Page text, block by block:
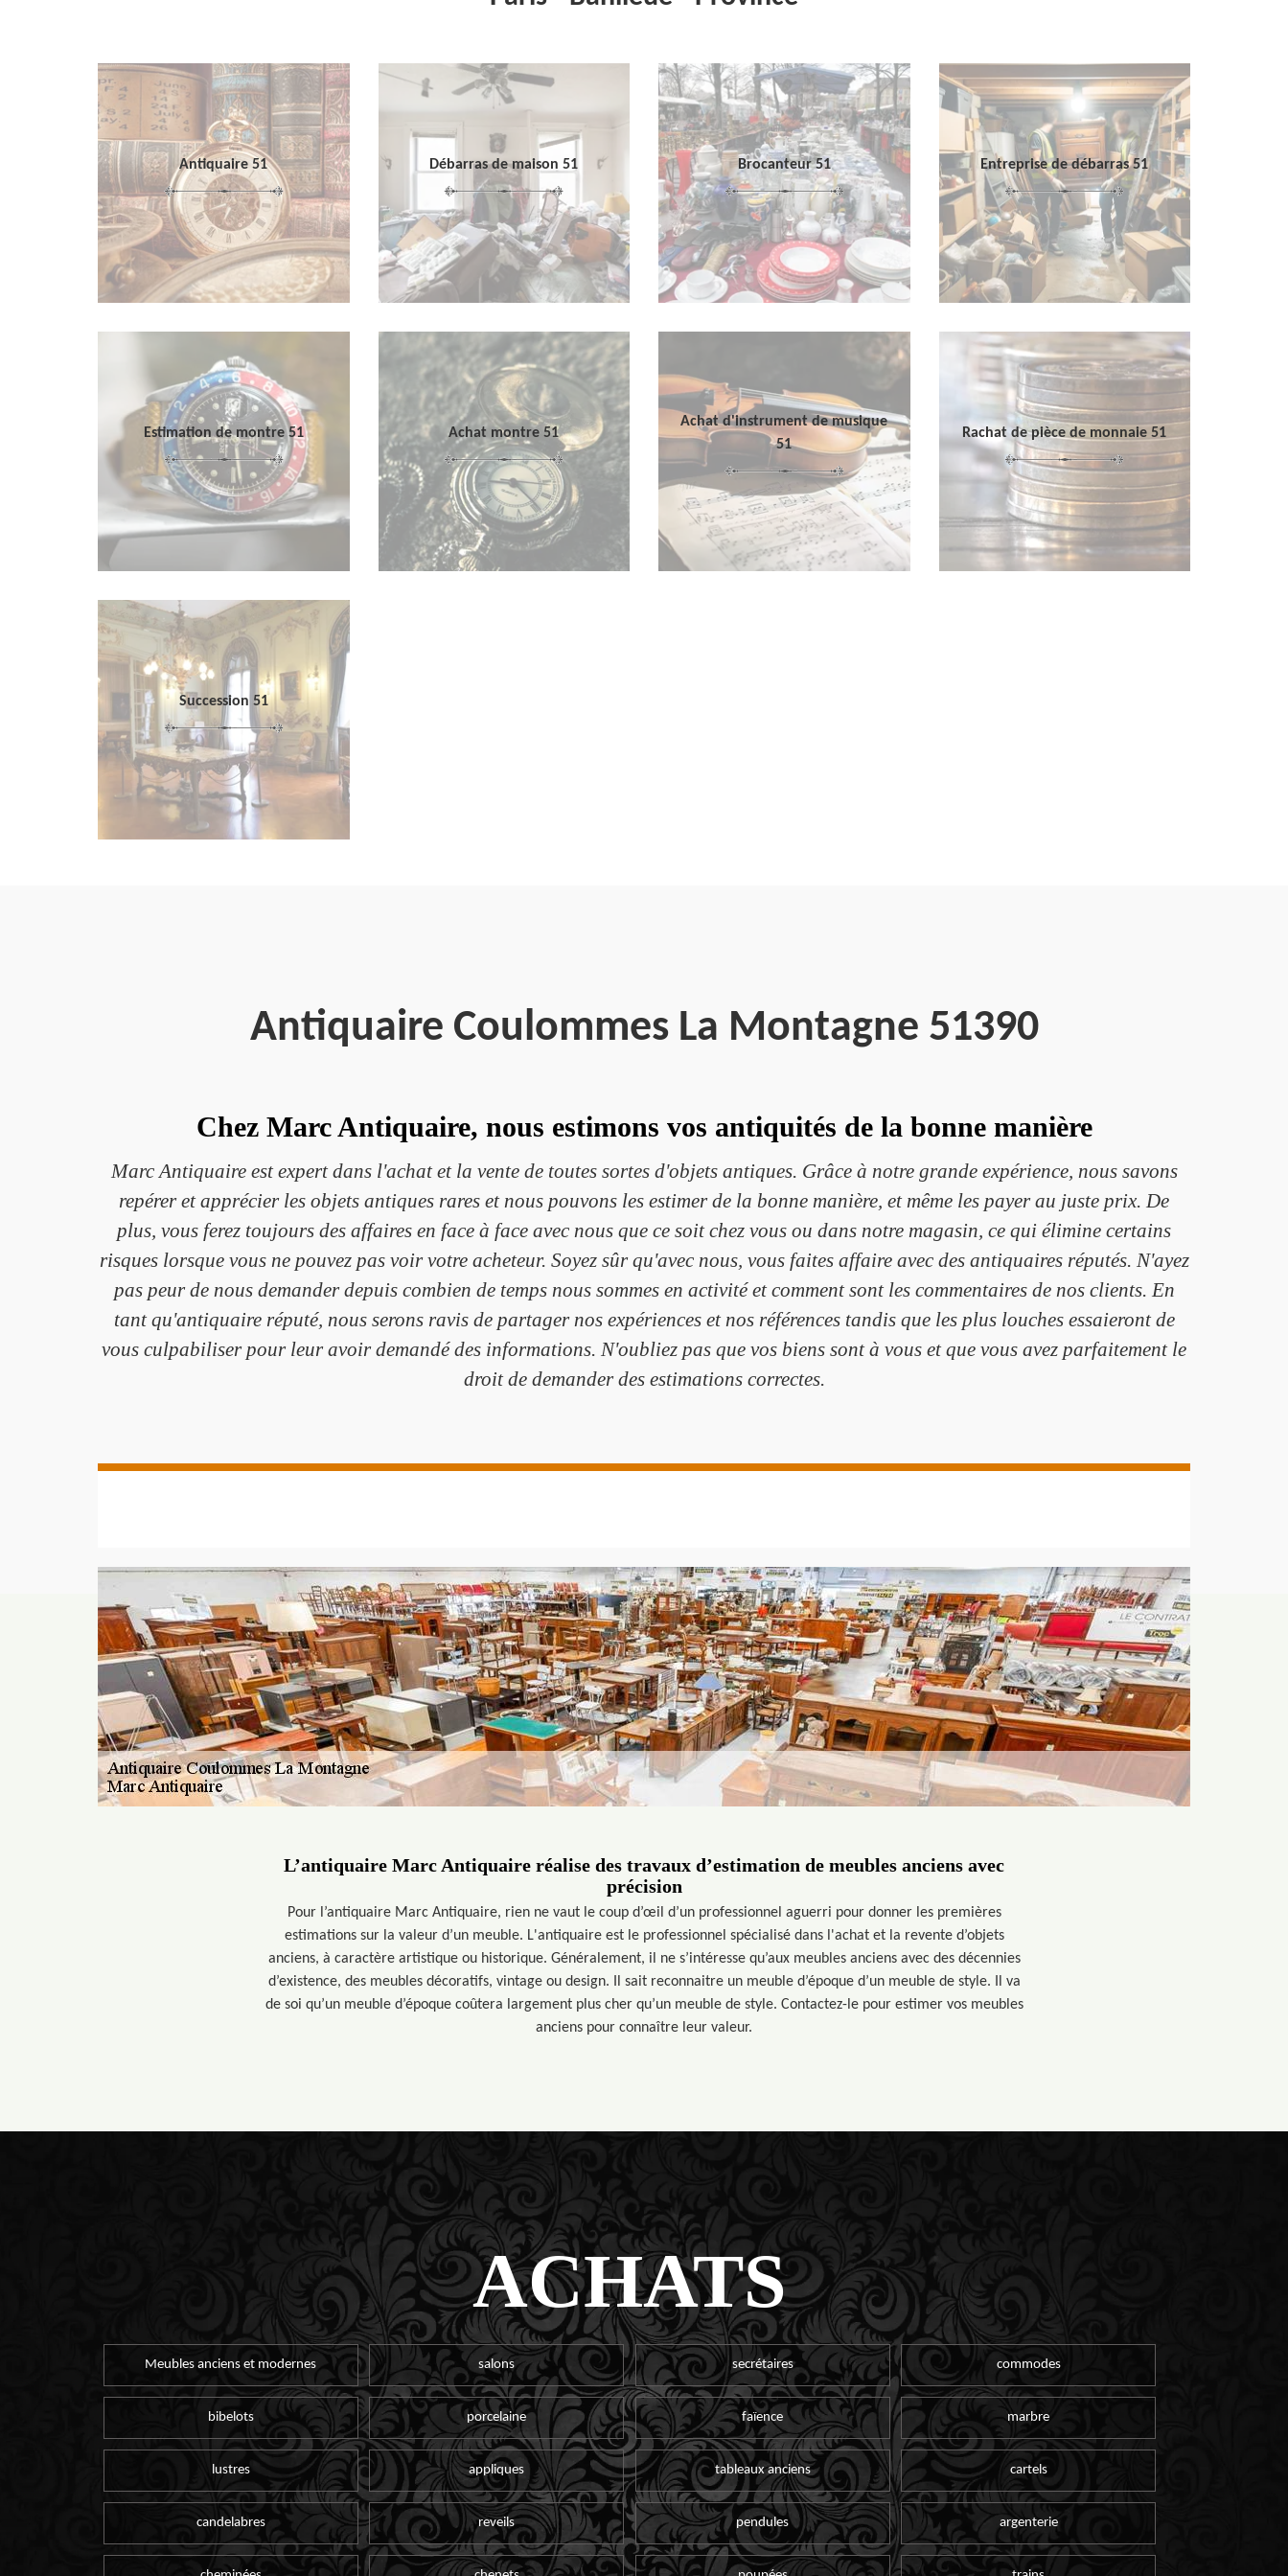
Antiquaire 51 Débarras de maison 51 Brocanteur 51 Entreprise de débarras 51
Estimation de montre 51 Achat montre 51
Achat d'instrument de musique
51
Rachat de pièce de monnaie 51
Succession 51
Antiquaire Coulommes La Montagne 51390
Chez Marc Antiquaire, nous estimons vos antiquités de la bonne manière
Marc Antiquaire est expert dans l'achat et la vente de toutes sortes d'objets antiques. Grâce à notre grande expérience, nous savons
repérer et apprécier les objets antiques rares et nous pouvons les estimer de la bonne manière, et même les payer au juste prix. De
plus, vous ferez toujours des affaires en face à face avec nous que ce soit chez vous ou dans notre magasin, ce qui élimine certains
risques lorsque vous ne pouvez pas voir votre acheteur. Soyez sûr qu'avec nous, vous faites affaire avec des antiquaires réputés. N'ayez
pas peur de nous demander depuis combien de temps nous sommes en activité et comment sont les commentaires de nos clients. En
tant qu'antiquaire réputé, nous serons ravis de partager nos expériences et nos références tandis que les plus louches essaieront de
vous culpabiliser pour leur avoir demandé des informations. N'oubliez pas que vos biens sont à vous et que vous avez parfaitement le
droit de demander des estimations correctes.
L’antiquaire Marc Antiquaire réalise des travaux d’estimation de meubles anciens avec
précision
Pour l’antiquaire Marc Antiquaire, rien ne vaut le coup d’œil d’un professionnel aguerri pour donner les premières
estimations sur la valeur d’un meuble. L'antiquaire est le professionnel spécialisé dans l'achat et la revente d’objets
anciens, à caractère artistique ou historique. Généralement, il ne s’intéresse qu’aux meubles anciens avec des décennies
d’existence, des meubles décoratifs, vintage ou design. Il sait reconnaitre un meuble d’époque d’un meuble de style. Il va
de soi qu’un meuble d’époque coûtera largement plus cher qu’un meuble de style. Contactez-le pour estimer vos meubles
anciens pour connaître leur valeur.
ACHATS
Meubles anciens et modernes salons secrétaires commodes
bibelots porcelaine faïence marbre
lustres appliques tableaux anciens cartels
candelabres reveils pendules argenterie